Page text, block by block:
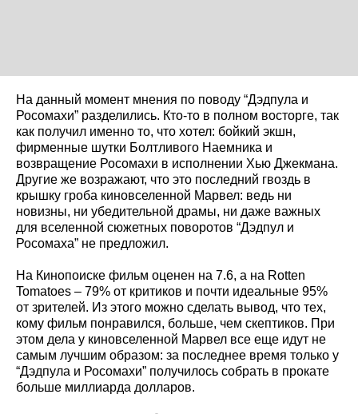
На данный момент мнения по поводу “Дэдпула и
Росомахи” разделились. Кто-то в полном восторге, так
как получил именно то, что хотел: бойкий экшн,
фирменные шутки Болтливого Наемника и
возвращение Росомахи в исполнении Хью Джекмана.
Другие же возражают, что это последний гвоздь в
крышку гроба киновселенной Марвел: ведь ни
новизны, ни убедительной драмы, ни даже важных
для вселенной сюжетных поворотов “Дэдпул и
Росомаха” не предложил.
На Кинопоиске фильм оценен на 7.6, а на Rotten
Tomatoes – 79% от критиков и почти идеальные 95%
от зрителей. Из этого можно сделать вывод, что тех,
кому фильм понравился, больше, чем скептиков. При
этом дела у киновселенной Марвел все еще идут не
самым лучшим образом: за последнее время только у
“Дэдпула и Росомахи” получилось собрать в прокате
больше миллиарда долларов.